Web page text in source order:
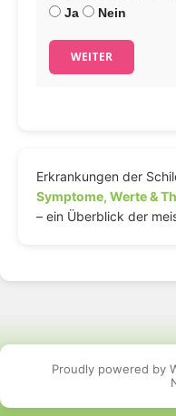
Ja
Nein
WEITER
Erkrankungen der
Symptome, Werte &
– ein Überblick der
Proudly powered by